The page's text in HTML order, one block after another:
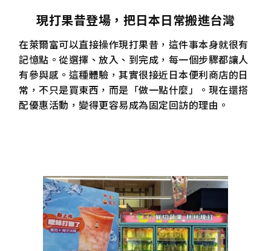
現打果昔登場，把日本日常搬進台灣
在萊爾富可以直接操作現打果昔，這件事本身就很有
記憶點。從選擇、放入、到完成，每一個步驟都讓人
有參與感。這種體驗，其實很接近日本便利商店的日
常，不只是買東西，而是「做一點什麼」。現在還搭
配優惠活動，變得更容易成為固定回訪的理由。